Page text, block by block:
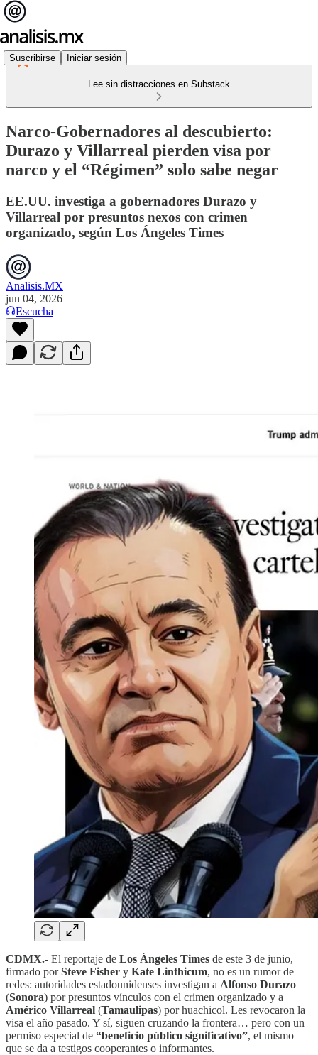
Suscribirse Iniciar sesión
Lee sin distracciones en Substack
Narco-Gobernadores al descubierto:
Durazo y Villarreal pierden visa por
narco y el “Régimen” solo sabe negar
EE.UU. investiga a gobernadores Durazo y
Villarreal por presuntos nexos con crimen
organizado, según Los Ángeles Times
Analisis.MX
jun 04, 2026
Escucha
CDMX.- El reportaje de Los Ángeles Times de este 3 de junio,
firmado porSteve Fisher y Kate Linthicum, no es un rumor de
redes: autoridades estadounidenses investigan a Alfonso Durazo
(Sonora) por presuntos vínculos con el crimen organizado y a
Américo Villarreal (Tamaulipas) por huachicol. Les revocaron la
visa el año pasado. Y sí, siguen cruzando la frontera… pero con un
permiso especial de “beneficio público significativo”, el mismo
que se da a testigos cooperantes o informantes.